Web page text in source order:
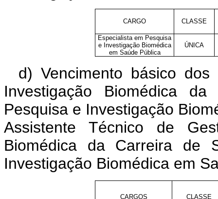
CARGO CLASSE
Especialista em Pesquisa
e Investigação Biomédica
em Saúde Pública
ÚNICA
d) Vencimento básico
Investigação Biomédica
Pesquisa e Investigação
Assistente Técnico de
Biomédica da Carreira de
Investigação Biomédica em
CARGOS CLASSE